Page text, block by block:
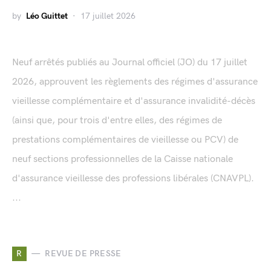
by Léo Guittet 17 juillet 2026
Neuf arrêtés publiés au Journal officiel (JO) du 17 juillet
2026, approuvent les règlements des régimes d'assurance
vieillesse complémentaire et d'assurance invalidité-décès
(ainsi que, pour trois d'entre elles, des régimes de
prestations complémentaires de vieillesse ou PCV) de
neuf sections professionnelles de la Caisse nationale
d'assurance vieillesse des professions libérales (CNAVPL).
...
R REVUE DE PRESSE